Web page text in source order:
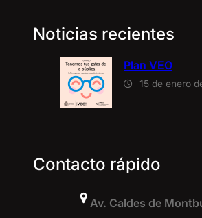
Noticias recientes
Plan VEO
15 de enero
Contacto rápido
Av. Caldes de